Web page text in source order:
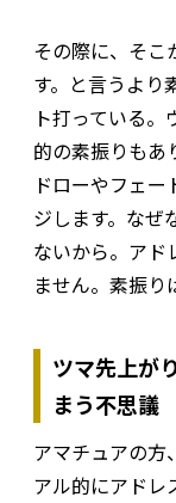
その際に、そこ
す。と言うより
ト打っている
的の素振りもあ
ドローやフェ
ジします。なぜ
ないから。アド
ません。素振り
ツマ先上が
まう不思議
アマチュアの方
アル的にアドレ